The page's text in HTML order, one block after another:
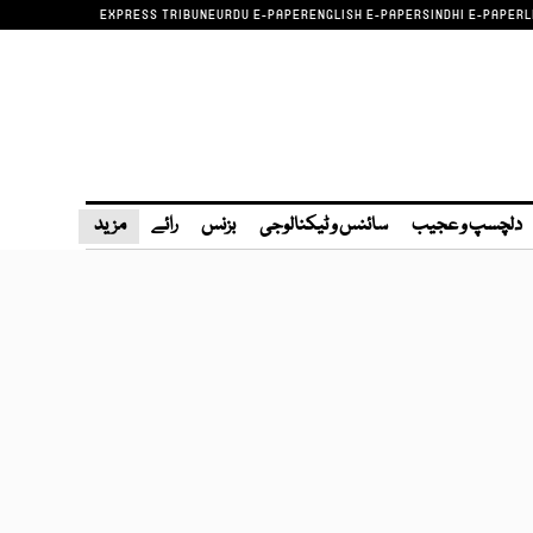
EXPRESS TRIBUNEURDU E-PAPERENGLISH E-PAPERSINDHI E-PAPER
دلچسپ و عجیب سائنس و ٹیکنالوجی بزنس رائے مزید